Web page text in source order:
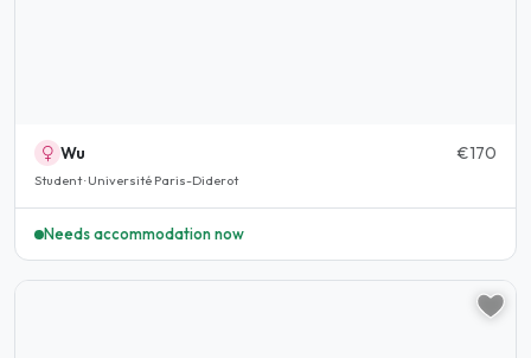
Wu €170
Student · Université Paris-Diderot
Needs accommodation now